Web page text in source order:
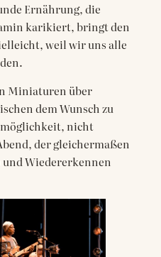
Ernährung, die
karikiert, bringt den
weil wir uns alle
Miniaturen über
dem Wunsch zu
nicht
der gleichermaßen
und Wiedererkennen